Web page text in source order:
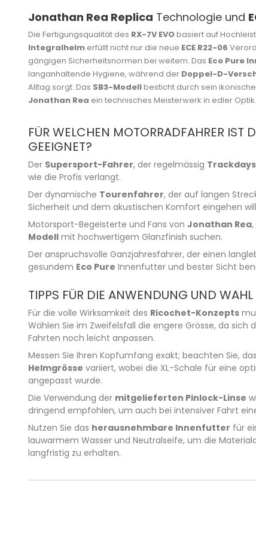
Jonathan Rea Replica Technologie und
Die Fertigungsqualität des RX-7V EVObasiert auf
Integralhelm erfüllt nicht nur die neue ECE R22-06
gängigen Sicherheitsnormen bei weitem. Das Eco Pure
langanhaltende Hygiene, während der Doppel-D-
Alltag sorgt. Das SB3-Modellbesticht durch sein
Jonathan Rea ein technisches Meisterwerk in edler Optik.
FÜR WELCHEN MOTORRADFAHRER IST
GEEIGNET?
Der Supersport-Fahrer, der regelmässig Trackdays
wie die Profis verlangt.
Der dynamische Tourenfahrer, der auf langen
Sicherheit und dem akustischen Komfort eingehen
Motorsport-Begeisterte und Fans von Jonathan Rea
Modell mit hochwertigem Glanzfinish suchen.
Der anspruchsvolle Ganzjahresfahrer, der einen
gesundem Eco Pure Innenfutter und bester Sicht
TIPPS FÜR DIE ANWENDUNG UND WAHL
Für die volle Wirksamkeit des Ricochet-Konzepts
Wählen Sie im Zweifelsfall die engere Grösse, da sich
Fahrten noch leicht anpassen.
Messen Sie Ihren Kopfumfang exakt; beachten Sie,
Helmgrösse variiert, wobei die XL-Schale für eine
angepasst wurde.
Die Verwendung der mitgelieferten Pinlock-Linse
dringend empfohlen, um auch bei intensiver Fahrt
Nutzen Sie das herausnehmbare Innenfutter für
lauwarmem Wasser und Neutralseife, um die
langfristig zu erhalten.